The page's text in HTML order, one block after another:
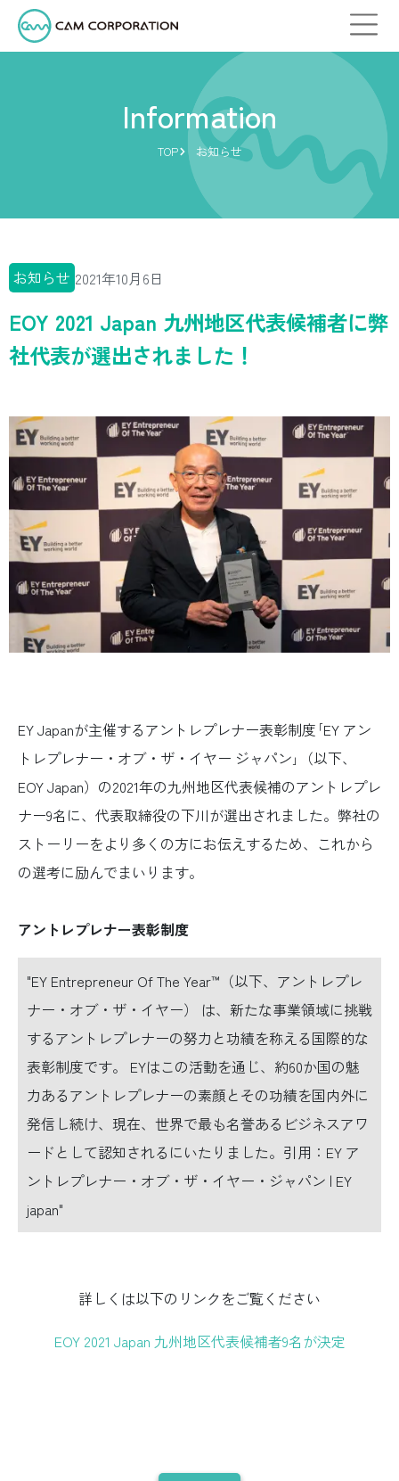
Information
TOP お知らせ
お知らせ 2021年10月6日
EOY 2021 Japan 九州地区代表候補者に弊
社代表が選出されました！
EY Japanが主催するアントレプレナー表彰制度｢EY アン
トレプレナー・オブ・ザ・イヤー ジャパン｣（以下、
EOY Japan）の2021年の九州地区代表候補のアントレプレ
ナー9名に、代表取締役の下川が選出されました。弊社の
ストーリーをより多くの方にお伝えするため、これから
の選考に励んでまいります。
アントレプレナー表彰制度
"EY Entrepreneur Of The Year™（以下、アントレプレ
ナー・オブ・ザ・イヤー） は、新たな事業領域に挑戦
するアントレプレナーの努力と功績を称える国際的な
表彰制度です。 EYはこの活動を通じ、約60か国の魅
力あるアントレプレナーの素顔とその功績を国内外に
発信し続け、現在、世界で最も名誉あるビジネスアワ
ードとして認知されるにいたりました。引用：EY ア
ントレプレナー・オブ・ザ・イヤー・ジャパン | EY
japan"
詳しくは以下のリンクをご覧ください
EOY 2021 Japan 九州地区代表候補者9名が決定